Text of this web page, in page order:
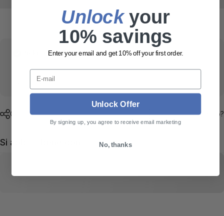
Pickup available atThunderbolt • Countryside, IL
View store information
Condividi Hai bisogno di aiuto?
Si abbina bene con
Unlock​ your
10% savings
Enter your email and get 10% off your first order.
E-mail
Unlock Offer
By signing up, you agree to receive email marketing
No, thanks